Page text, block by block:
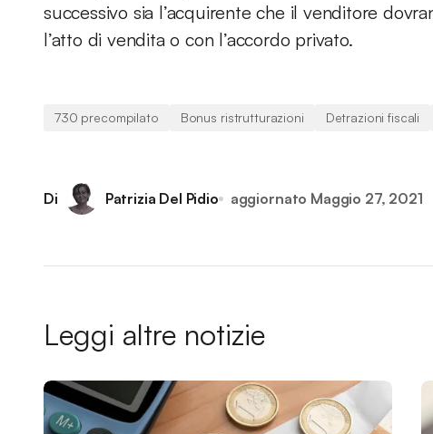
successivo sia l’acquirente che il venditore
l’atto di vendita o con l’accordo privato.
730 precompilato Bonus ristrutturazioni Detrazioni fiscali
Di Patrizia Del Pidio aggiornato Maggio 27, 2021
Leggi altre notizie